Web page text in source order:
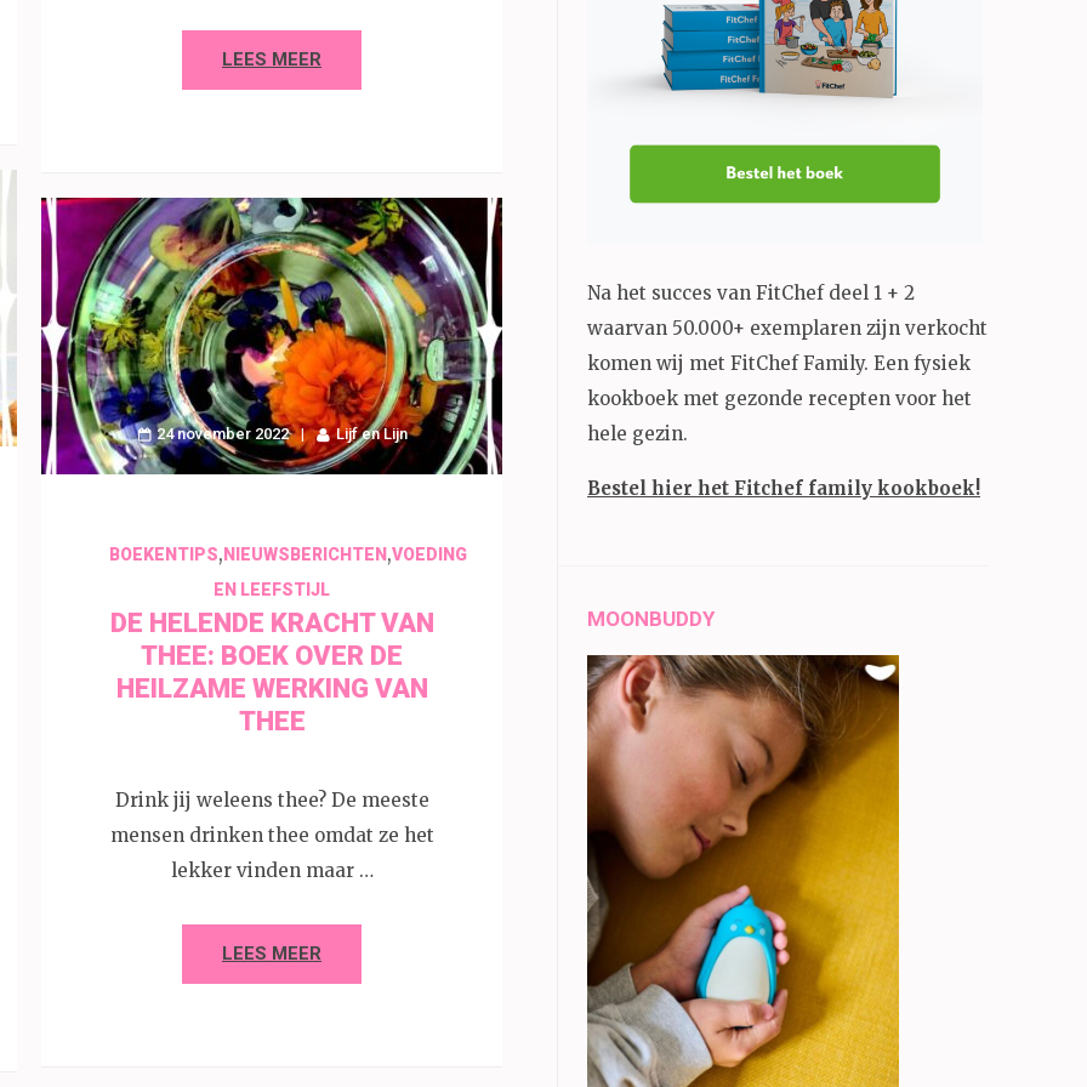
LEES MEER
24 november 2022 Lijf en Lijn
BOEKENTIPS,NIEUWSBERICHTEN,VOEDING
EN LEEFSTIJL
DE HELENDE KRACHT VAN
THEE: BOEK OVER DE
HEILZAME WERKING VAN
THEE
Drink jij weleens thee? De meeste
mensen drinken thee omdat ze het
lekker vinden maar …
LEES MEER
Na het succes van FitChef deel 1 + 2
waarvan 50.000+ exemplaren zijn verkocht
komen wij met FitChef Family. Een fysiek
kookboek met gezonde recepten voor het
hele gezin.
Bestel hier het Fitchef family kookboek!
MOONBUDDY